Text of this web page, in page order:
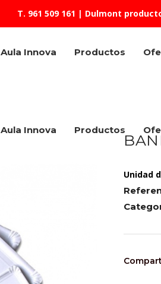
T. 961 509 161 | Dulmont
Aula Innova Productos
Aula Innova Productos
Unidad